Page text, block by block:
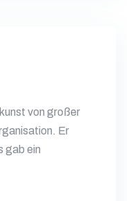
von großer
Er
gab ein